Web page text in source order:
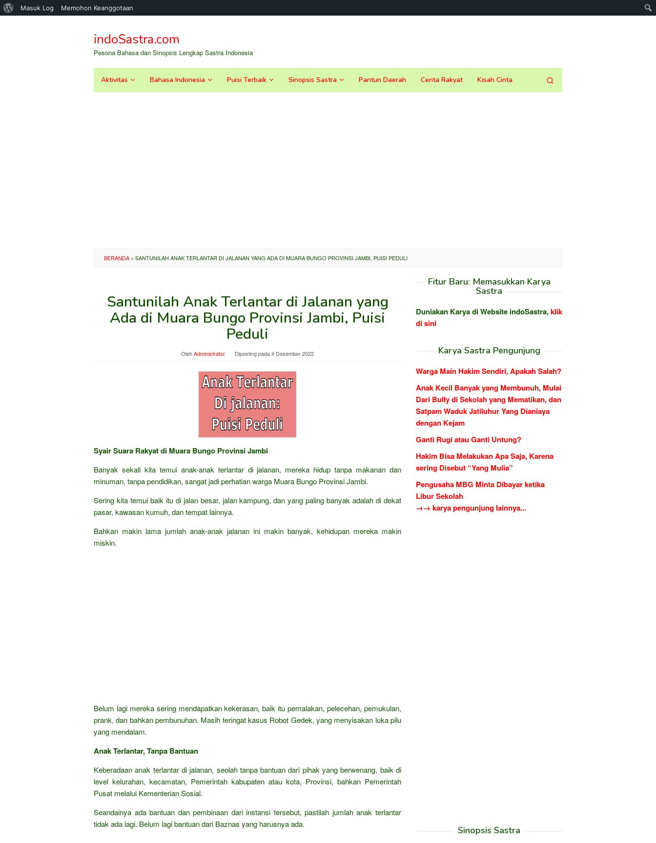
Tentang
Masuk Log Memohon Keanggotaan
kontenindoSastra.com
Pesona Bahasa dan Sinopsis Lengkap Sastra Indonesia
Aktivitas Bahasa Indonesia Puisi Terbaik Sinopsis Sastra Pantun Daerah Cerita Rakyat Kisah Cinta
BERANDA » SANTUNILAH ANAK TERLANTAR DI JALANAN YANG ADA DI MUARA BUNGO PROVINSI JAMBI, PUISI PEDULI
Santunilah Anak Terlantar di Jalanan yang
Ada di Muara Bungo Provinsi Jambi, Puisi
Peduli
OlehAdministrator Diposting pada4 Desember 2022
Syair Suara Rakyat di Muara Bungo Provinsi Jambi
Banyak sekali kita temui anak-anak terlantar di jalanan, mereka hidup tanpa makanan dan
minuman, tanpa pendidikan, sangat jadi perhatian warga Muara Bungo Provinsi Jambi.
Sering kita temui baik itu di jalan besar, jalan kampung, dan yang paling banyak adalah di dekat
pasar, kawasan kumuh, dan tempat lainnya.
Bahkan makin lama jumlah anak-anak jalanan ini makin banyak, kehidupan mereka makin
miskin.
Belum lagi mereka sering mendapatkan kekerasan, baik itu pemalakan, pelecehan, pemukulan,
prank, dan bahkan pembunuhan. Masih teringat kasus Robot Gedek, yang menyisakan luka pilu
yang mendalam.
Anak Terlantar, Tanpa Bantuan
Keberadaan anak terlantar di jalanan, seolah tanpa bantuan dari pihak yang berwenang, baik di
level kelurahan, kecamatan, Pemerintah kabupaten atau kota, Provinsi, bahkan Pemerintah
Pusat melalui Kementerian Sosial.
Seandainya ada bantuan dan pembinaan dari instansi tersebut, pastilah jumlah anak terlantar
tidak ada lagi. Belum lagi bantuan dari Baznas yang harusnya ada.
Fitur Baru: Memasukkan Karya
Sastra
Duniakan Karya di Website indoSastra,klik
di sini
Karya Sastra Pengunjung
Warga Main Hakim Sendiri, Apakah Salah?
Anak Kecil Banyak yang Membunuh, Mulai
Dari Bully di Sekolah yang Mematikan, dan
Satpam Waduk Jatiluhur Yang Dianiaya
dengan Kejam
Ganti Rugi atau Ganti Untung?
Hakim Bisa Melakukan Apa Saja, Karena
sering Disebut “Yang Mulia”
Pengusaha MBG Minta Dibayar ketika
Libur Sekolah
→→ karya pengunjung lainnya...
Sinopsis Sastra